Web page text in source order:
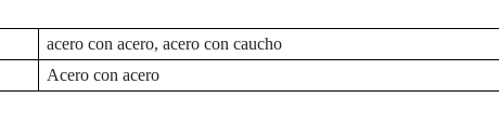
acero con acero, acero con caucho
Acero con acero